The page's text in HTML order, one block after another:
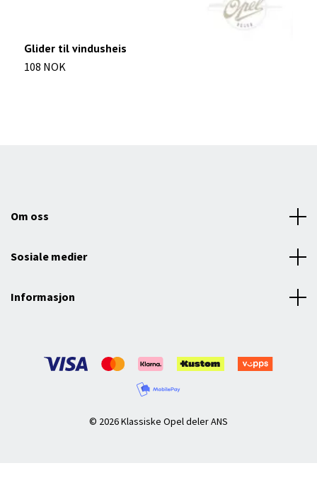
Glider til vindusheis
108 NOK
Om oss
Sosiale medier
Informasjon
© 2026 Klassiske Opel deler ANS